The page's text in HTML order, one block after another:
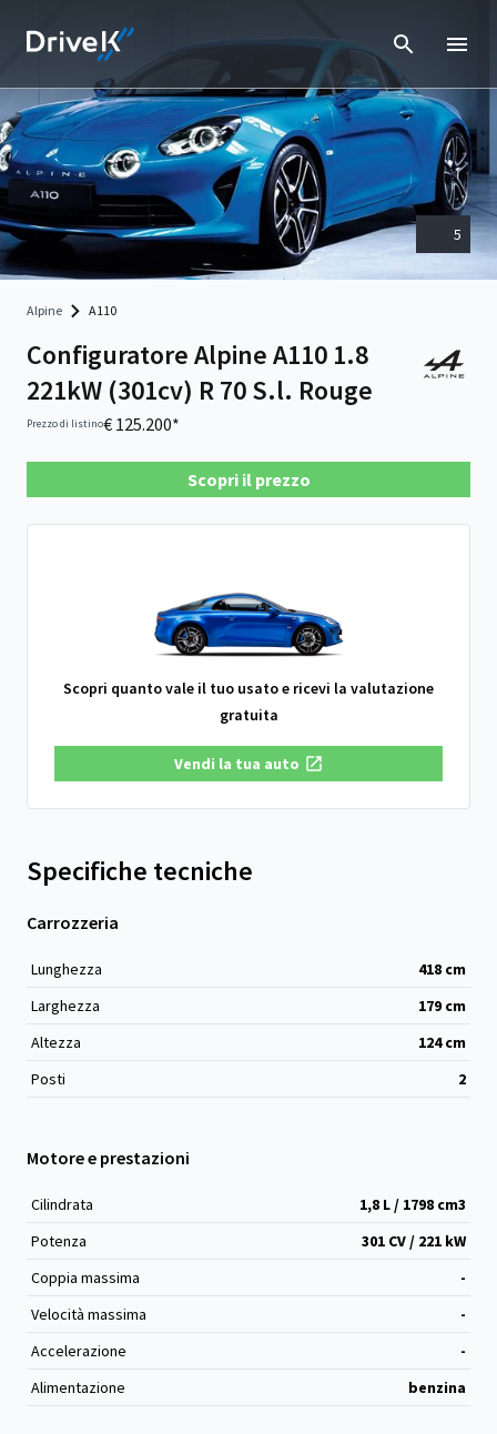
5
Alpine A110
Configuratore Alpine A110 1.8
221kW (301cv) R 70 S.l. Rouge
Prezzo di listino€ 125.200*
Scopri il prezzo
Scopri quanto vale il tuo usato e ricevi la valutazione
gratuita
Vendi la tua auto
Specifiche tecniche
Carrozzeria
Lunghezza 418 cm
Larghezza
179 cm
Altezza
124cm
Posti
2
Motore e prestazioni
Cilindrata 1,8 L / 1798 cm3
Potenza
301 CV / 221 kW
Coppia massima
-
Velocità massima
-
Accelerazione
-
Alimentazione
benzina